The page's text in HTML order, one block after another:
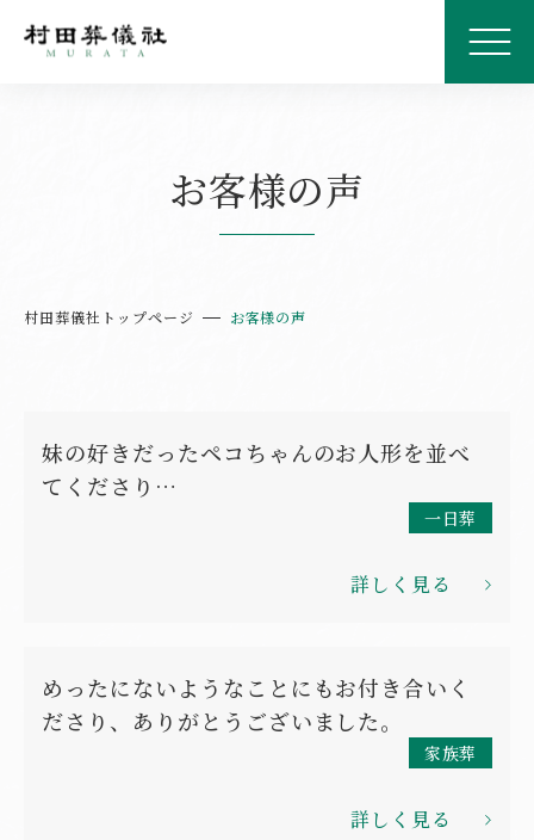
お客様の声
村田葬儀社トップページ お客様の声
妹の好きだったペコちゃんのお人形を並べ
てくださり…
一日葬
詳しく見る
めったにないようなことにもお付き合いく
ださり、ありがとうございました。
家族葬
詳しく見る